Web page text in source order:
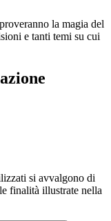
la magia del
e tanti temi su cui
si avvalgono di
finalità illustrate nella